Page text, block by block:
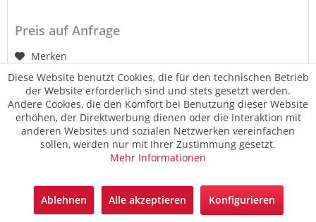
Preis auf Anfrage
Merken
Diese Website benutzt Cookies, die für den technischen Betrieb
der Website erforderlich sind und stets gesetzt werden.
Andere Cookies, die den Komfort bei Benutzung dieser Website
erhöhen, der Direktwerbung dienen oder die Interaktion mit
anderen Websites und sozialen Netzwerken vereinfachen
sollen, werden nur mit Ihrer Zustimmung gesetzt.
Mehr Informationen
Ablehnen Alle akzeptieren Konfigurieren